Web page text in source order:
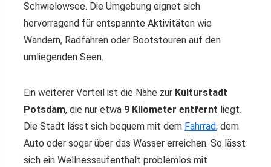
Schwielowsee. Die Umgebung eignet sich
hervorragend für entspannte Aktivitäten wie
Wandern, Radfahren oder Bootstouren auf den
umliegenden Seen.
Ein weiterer Vorteil ist die Nähe zur Kulturstadt
Potsdam, die nur etwa 9 Kilometer entfernt liegt.
Die Stadt lässt sich bequem mit dem Fahrrad, dem
Auto oder sogar über das Wasser erreichen. So lässt
sich ein Wellnessaufenthalt problemlos mit